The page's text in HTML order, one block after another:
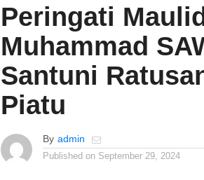
Peringati
Muhammad
Santuni
Piatu
By admin
Published on September 29, 2024